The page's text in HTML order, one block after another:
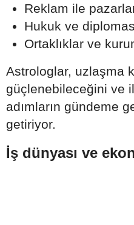
Reklam ile
Hukuk ve
Ortaklıklar ve
Astrologlar, uzlaşma
güçlenebileceğini ve
adımların gündeme
getiriyor.
İş dünyası ve